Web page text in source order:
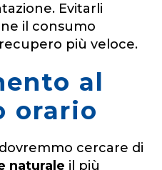
Evitarli
il consumo
più veloce.
al
orario
cercare di
naturale il più